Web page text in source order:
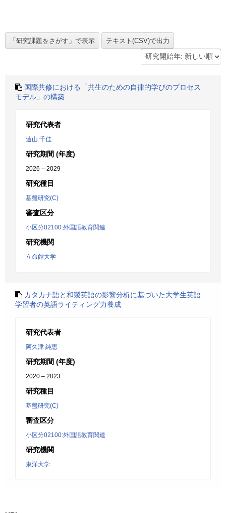
国際共修における「共生のための自律的学びのプロセス
モデル」の構築
研究代表者
遠山 千佳
研究期間 (年度)
2026 – 2029
研究種目
基盤研究(C)
審査区分
小区分02100:外国語教育関連
研究機関
立命館大学
カタカナ語と和製英語の影響分析に基づいた大学生英語
学習者の英語ライティング力養成
研究代表者
阿久津 純恵
研究期間 (年度)
2020 – 2023
研究種目
基盤研究(C)
審査区分
小区分02100:外国語教育関連
研究機関
東洋大学